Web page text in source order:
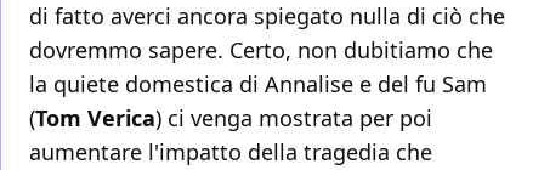
di fatto averci ancora spiegato nulla di ciò che
dovremmo sapere. Certo, non dubitiamo che
la quiete domestica di Annalise e del fu Sam
(Tom Verica) ci venga mostrata per poi
aumentare l'impatto della tragedia che